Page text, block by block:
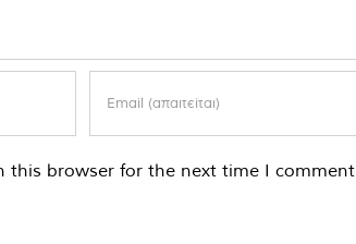
this browser for the next time I comment.